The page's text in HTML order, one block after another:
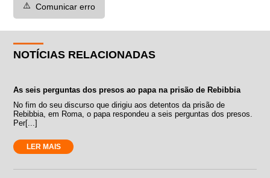
⚠️ Comunicar erro
NOTÍCIAS RELACIONADAS
As seis perguntas dos presos ao papa na prisão de Rebibbia
No fim do seu discurso que dirigiu aos detentos da prisão de
Rebibbia, em Roma, o papa respondeu a seis perguntas dos presos.
Per[...]
LER MAIS